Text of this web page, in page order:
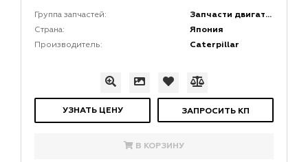
Группа запчастей: Запчасти двигателей
Страна: Япония
Производитель: Caterpillar
УЗНАТЬ ЦЕНУ ЗАПРОСИТЬ КП
В КОРЗИНУ